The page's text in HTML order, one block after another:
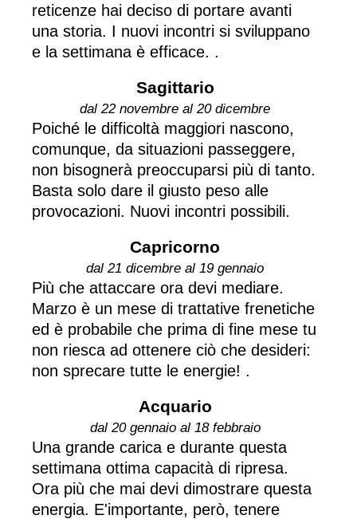
reticenze hai deciso di portare avanti
una storia. I nuovi incontri si sviluppano
e la settimana è efficace. .
Sagittario
dal 22 novembre al 20 dicembre
Poiché le difficoltà maggiori nascono,
comunque, da situazioni passeggere,
non bisognerà preoccuparsi più di tanto.
Basta solo dare il giusto peso alle
provocazioni. Nuovi incontri possibili.
Capricorno
dal 21 dicembre al 19 gennaio
Più che attaccare ora devi mediare.
Marzo è un mese di trattative frenetiche
ed è probabile che prima di fine mese tu
non riesca ad ottenere ciò che desideri:
non sprecare tutte le energie! .
Acquario
dal 20 gennaio al 18 febbraio
Una grande carica e durante questa
settimana ottima capacità di ripresa.
Ora più che mai devi dimostrare questa
energia. E'importante, però, tenere